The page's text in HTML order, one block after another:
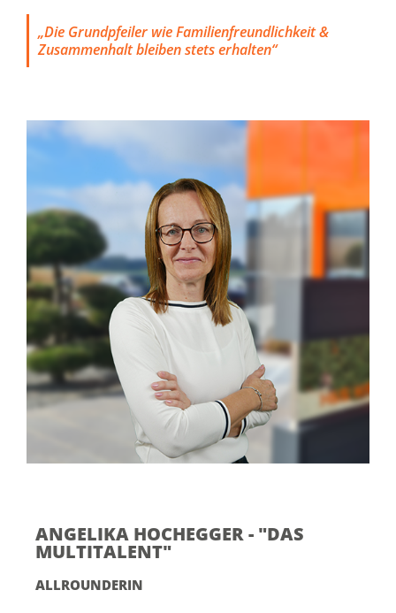
„Die Grundpfeiler wie Familienfreundlichkeit &
Zusammenhalt bleiben stets erhalten“
ANGELIKA HOCHEGGER - "DAS
MULTITALENT"
ALLROUNDERIN